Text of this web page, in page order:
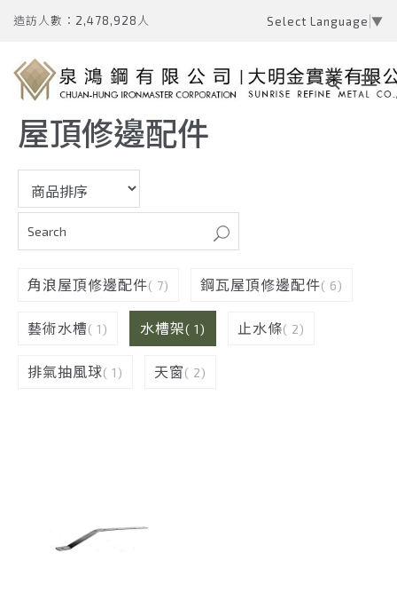
造訪人數：2,478,928人 Select Language ▼
屋頂修邊配件
角浪屋頂修邊配件( 7) 鋼瓦屋頂修邊配件( 6)
藝術水槽( 1) 水槽架( 1) 止水條( 2)
排氣抽風球( 1) 天窗( 2)